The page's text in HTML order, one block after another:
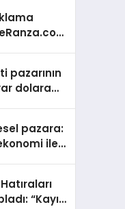
pazarının
dolara
pazara:
ile
“Kayıp